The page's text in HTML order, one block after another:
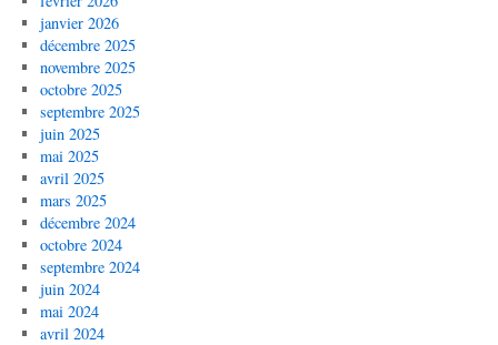
janvier 2026
décembre 2025
novembre 2025
octobre 2025
septembre 2025
juin 2025
mai 2025
avril 2025
mars 2025
décembre 2024
octobre 2024
septembre 2024
juin 2024
mai 2024
avril 2024